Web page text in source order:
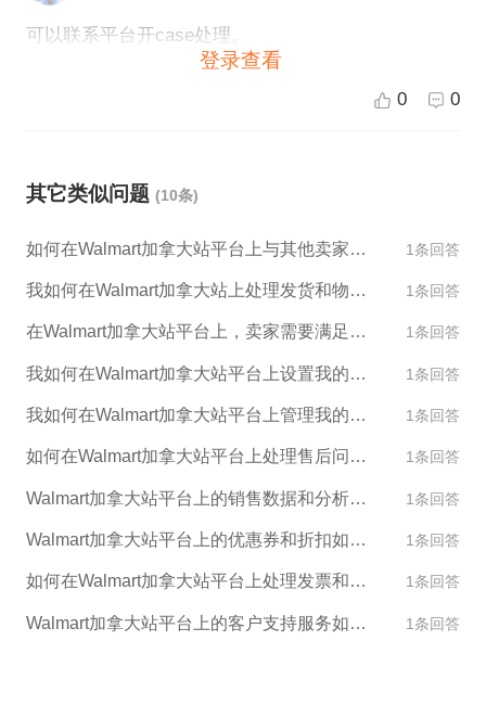
提出合理的解决方案，确保维护店铺的利益。 3. 店铺
异常处理：在Walmart Canada的店铺运营过程中，会
出现各种异常情况，例如账户异常、订单异常、产品
异常等。ESG团队可以为店铺提供一站式解决方案，
整、专业的解决方案。如果您有兴趣了解更多信息或
想进一步了解如何入驻Walmart Canada，请随时联系
我们。
可以联系平台开case处理。
登录查看
0 0
其它类似问题 (10条)
如何在Walmart加拿大站平台上与其他卖家进行交流和合作？ 1条回答
我如何在Walmart加拿大站上处理发货和物流？ 1条回答
在Walmart加拿大站平台上，卖家需要满足哪些要求才能销售产品？ 1条回答
我如何在Walmart加拿大站平台上设置我的店铺外观和设计？ 1条回答
我如何在Walmart加拿大站平台上管理我的产品库存？ 1条回答
如何在Walmart加拿大站平台上处理售后问题？ 1条回答
Walmart加拿大站平台上的销售数据和分析功能是什么？ 1条回答
Walmart加拿大站平台上的优惠券和折扣如何使用？ 1条回答
如何在Walmart加拿大站平台上处理发票和税收问题？ 1条回答
Walmart加拿大站平台上的客户支持服务如何运作？ 1条回答